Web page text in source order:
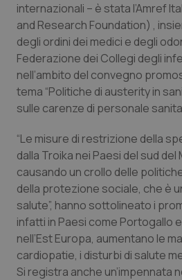
Lombardia
Marche
Molise
Provincia Autonoma di
Provincia Autonoma di
Puglia
Sardegna
Dolore
Donna & Salute
Epatiti
Infezioni & Febbre
Ipertensione &
Malattie rare
Malattia di Crohn &
internazionali – è stata l’Amref
and Research Foundation) ,
degli ordini dei medici e degli
Federazione dei Collegi degli
nell’ambito del convegno
tema “Politiche di austerity in
sulle carenze di personale
“Le misure di restrizione della
dalla Troika nei Paesi del sud
causando un crollo delle
della protezione sociale, che è
salute”, hanno sottolineato i
infatti in Paesi come Portogallo
nell’Est Europa, aumentano le
cardiopatie, i disturbi di salute
Si registra anche un’impennata